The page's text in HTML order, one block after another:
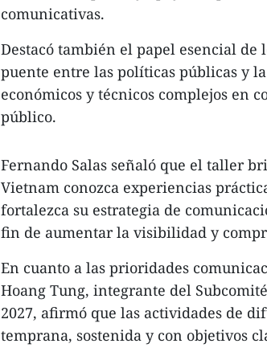
comunicativas.
Destacó también el papel esencial de
puente entre las políticas públicas y
económicos y técnicos complejos en
público.
Fernando Salas señaló que el taller
Vietnam conozca experiencias
fortalezca su estrategia de
fin de aumentar la visibilidad y
En cuanto a las prioridades
Hoang Tung, integrante del
2027, afirmó que las actividades de
temprana, sostenida y con objetivos